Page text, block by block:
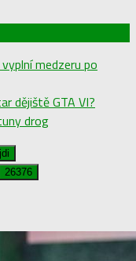
medzeru po
dějiště GTA VI?
drog